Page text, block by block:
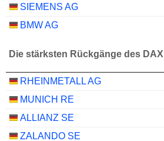
SIEMENS AG
BMW AG
Die stärksten Rückgänge des DAX
RHEINMETALL AG
MUNICH RE
ALLIANZ SE
ZALANDO SE